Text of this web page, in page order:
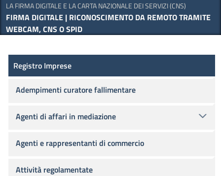
LA FIRMA DIGITALE E LA CARTA NAZIONALE DEI SERVIZI (CNS)
FIRMA DIGITALE | RICONOSCIMENTO DA REMOTO TRAMITE
WEBCAM, CNS O SPID
Registro Imprese
Registro Imprese
Adempimenti curatore fallimentare
Agenti di affari in mediazione
Agenti e rappresentanti di commercio
Attività regolamentate